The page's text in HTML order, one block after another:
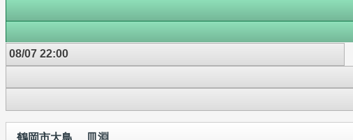
08/07 22:00
鶴岡市大鳥 皿淵